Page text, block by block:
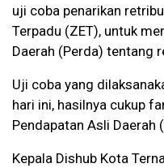
uji coba penarikan
Terpadu (ZET), untuk
Daerah (Perda) tentang
Uji coba yang
hari ini, hasilnya cukup
Pendapatan Asli Daerah
Kepala Dishub Kota